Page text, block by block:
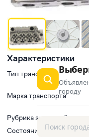
Характеристики
Тип транспорта
Марка транспорта
Рубрика запчастей
Состояние
городу